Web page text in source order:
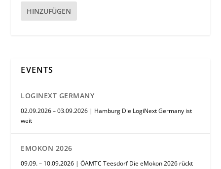
HINZUFÜGEN
EVENTS
LOGINEXT GERMANY
02.09.2026 – 03.09.2026 | Hamburg Die LogiNext Germany ist
weit
EMOKON 2026
09.09. – 10.09.2026 | ÖAMTC Teesdorf Die eMokon 2026 rückt